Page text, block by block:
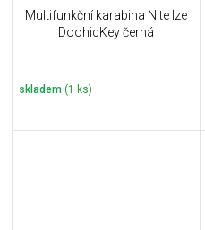
Multifunkční karabina Nite Ize
DoohicKey černá
skladem (1 ks)